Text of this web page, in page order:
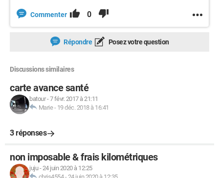
Commenter 0
Répondre Posez votre question
Discussions similaires
carte avance santé
batour-7 févr. 2017 à 21:11
Marie- 19 déc. 2018 à 16:41
3 réponses
non imposable & frais kilométriques
juju-24 juin 2020 à 12:25